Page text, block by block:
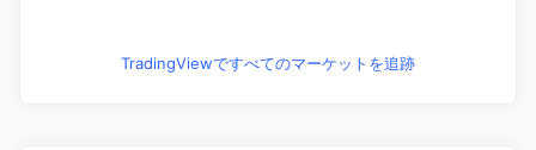
TradingViewですべてのマーケットを追跡